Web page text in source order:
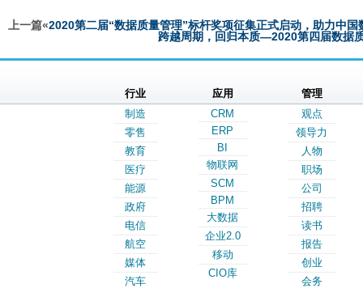
上一篇«2020第二届“数据质量管理”标杆奖项征集正式启动，助力中国
跨越周期，回归本质—2020第四届数据
行业
制造
零售
教育
医疗
能源
政府
电信
航空
媒体
汽车
应用
CRM
ERP
BI
物联网
SCM
BPM
大数据
企业2.0
移动
CIO库
管理
观点
领导力
人物
职场
公司
招聘
读书
报告
创业
会务